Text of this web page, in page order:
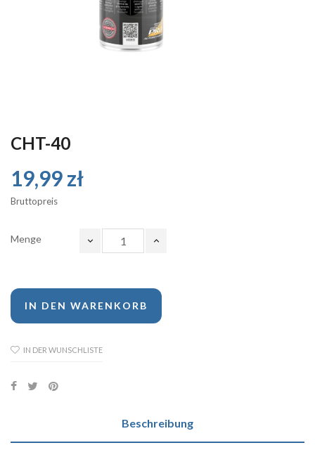
CHT-40
19,99 zł
Bruttopreis
Menge
IN DEN WARENKORB
IN DER WUNSCHLISTE
Beschreibung